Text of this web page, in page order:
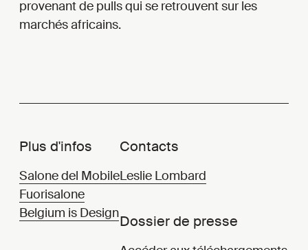
provenant de pulls qui se retrouvent sur les
marchés africains.
Plus d'infos
Salone del Mobile
Fuorisalone
Belgium is Design
Contacts
Leslie Lombard
Dossier de presse